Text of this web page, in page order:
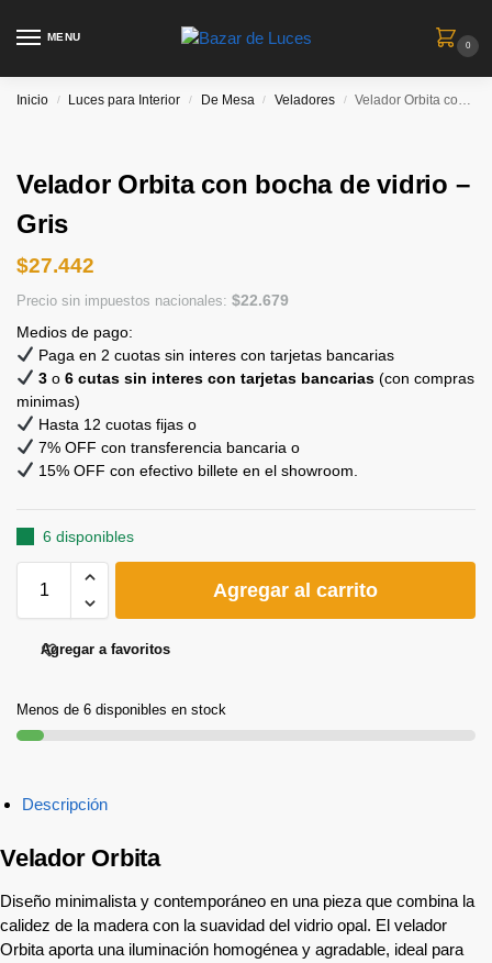
MENU
0
Inicio / Luces para Interior / De Mesa / Veladores / Velador Orbita con bocha de vidrio – Gris
Velador Orbita con bocha de vidrio –
Gris
$27.442
Precio sin impuestos nacionales: $22.679
Medios de pago:
Paga en 2 cuotas sin interes con tarjetas bancarias
3o 6 cutas sin interes con tarjetas bancarias(con compras
minimas)
Hasta 12 cuotas fijas o
7% OFF con transferencia bancaria o
15% OFF con efectivo billete en el showroom.
6 disponibles
Agregar al carrito
Agregar a favoritos
Menos de 6 disponibles en stock
Descripción
Velador Orbita
Diseño minimalista y contemporáneo en una pieza que combina la
calidez de la madera con la suavidad del vidrio opal. El velador
Orbita aporta una iluminación homogénea y agradable, ideal para